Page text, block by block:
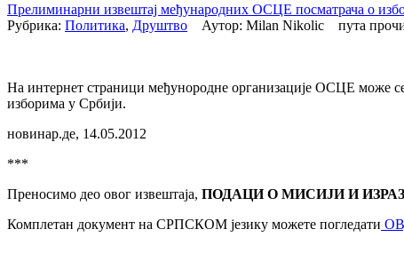
Прелиминарни извештај међународних ОСЦЕ посматрача о
Рубрика: Политика, Друштво Аутор: Milan Nikolic пута
На интернет страници међунородне организације ОСЦЕ може
изборима у Србији.
новинар.де, 14.05.2012
***
Преносимо део овог извештаја, ПОДАЦИ О МИСИЈИ И
Комплетан документ на СРПСКОМ језику можете погледати